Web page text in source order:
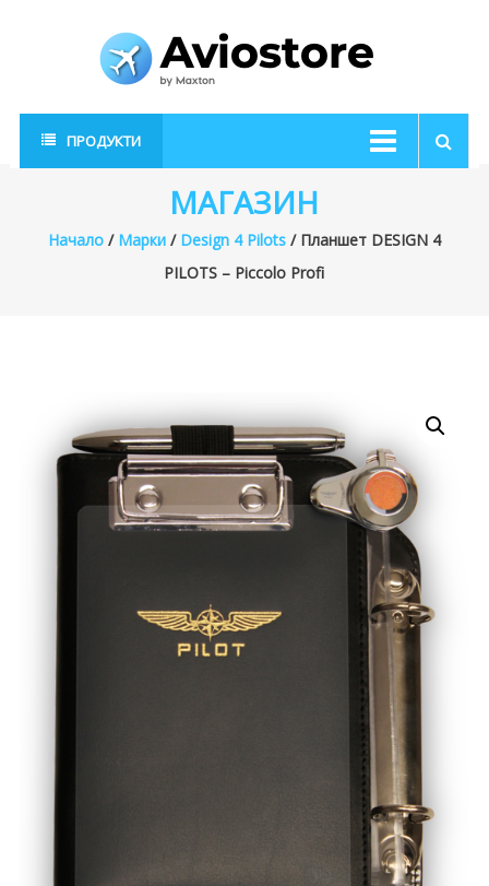
AvioStore
Авиационен
магазин
ПРОДУКТИ
МАГАЗИН
Начало/ Марки/ Design 4 Pilots/ Планшет DESIGN 4
PILOTS – Piccolo Profi